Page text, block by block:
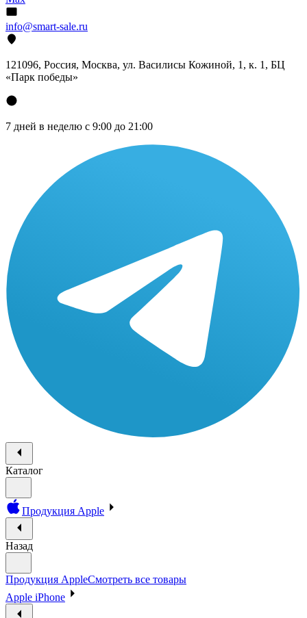
info@smart-sale.ru
121096, Россия, Москва, ул. Василисы Кожиной, 1, к. 1, БЦ
«Парк победы»
7 дней в неделю с 9:00 до 21:00
Каталог
Продукция Apple
Назад
Продукция AppleСмотреть все товары
Apple iPhone